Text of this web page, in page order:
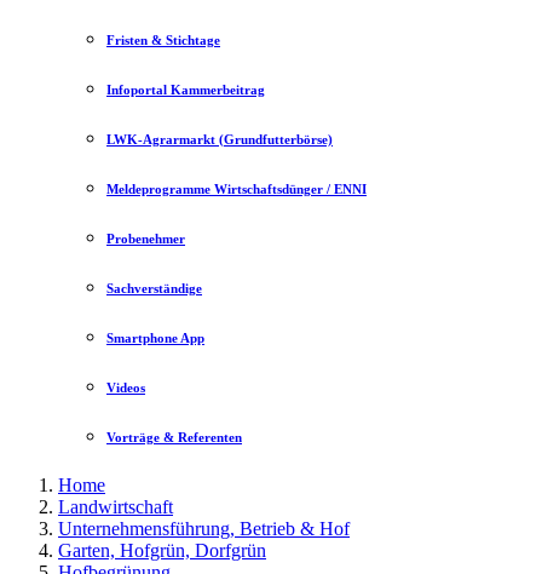
Fristen & Stichtage
Infoportal Kammerbeitrag
LWK-Agrarmarkt (Grundfutterbörse)
Meldeprogramme Wirtschaftsdünger / ENNI
Probenehmer
Sachverständige
Smartphone App
Videos
Vorträge & Referenten
Home
Landwirtschaft
Unternehmensführung, Betrieb & Hof
Garten, Hofgrün, Dorfgrün